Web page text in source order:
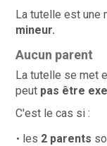
La tutelle est une
mineur.
Aucun parent
La tutelle se met
peut pas être
C'est le cas si :
les 2 parents